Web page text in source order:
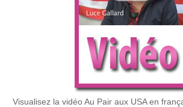
Visualisez la vidéo Au Pair aux USA en